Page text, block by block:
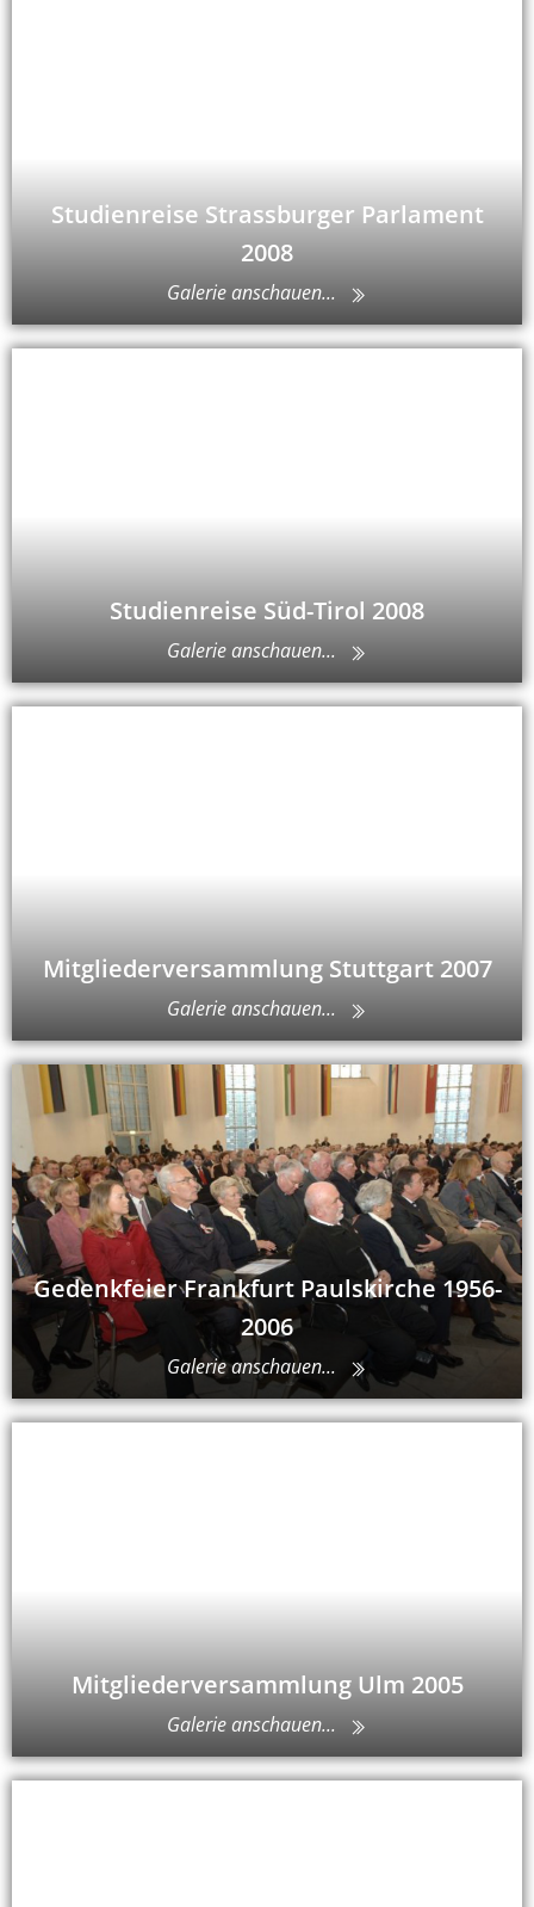
Studienreise Strassburger Parlament
2008
Galerie anschauen...
Studienreise Süd-Tirol 2008
Galerie anschauen...
Mitgliederversammlung Stuttgart 2007
Galerie anschauen...
Gedenkfeier Frankfurt Paulskirche 1956-
2006
Galerie anschauen...
Mitgliederversammlung Ulm 2005
Galerie anschauen...